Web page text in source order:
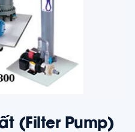
(Filter Pump)